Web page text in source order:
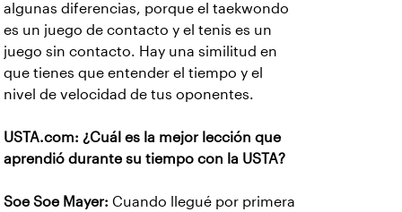
algunas diferencias, porque el taekwondo
es un juego de contacto y el tenis es un
juego sin contacto. Hay una similitud en
que tienes que entender el tiempo y el
nivel de velocidad de tus oponentes.
USTA.com: ¿Cuál es la mejor lección que
aprendió durante su tiempo con la USTA?
Soe Soe Mayer: Cuando llegué por primera